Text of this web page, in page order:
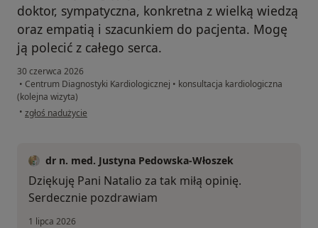
doktor, sympatyczna, konkretna z wielką wiedzą
oraz empatią i szacunkiem do pacjenta. Mogę
ją polecić z całego serca.
30 czerwca 2026
• Centrum Diagnostyki Kardiologicznej • konsultacja kardiologiczna
(kolejna wizyta)
• w opinii użytkownika Natalia
zgłoś nadużycie
dr n. med. Justyna Pedowska-Włoszek
Dziękuję Pani Natalio za tak miłą opinię.
Serdecznie pozdrawiam
1 lipca 2026